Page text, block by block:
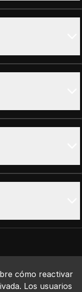
cómo reactivar
Los usuarios